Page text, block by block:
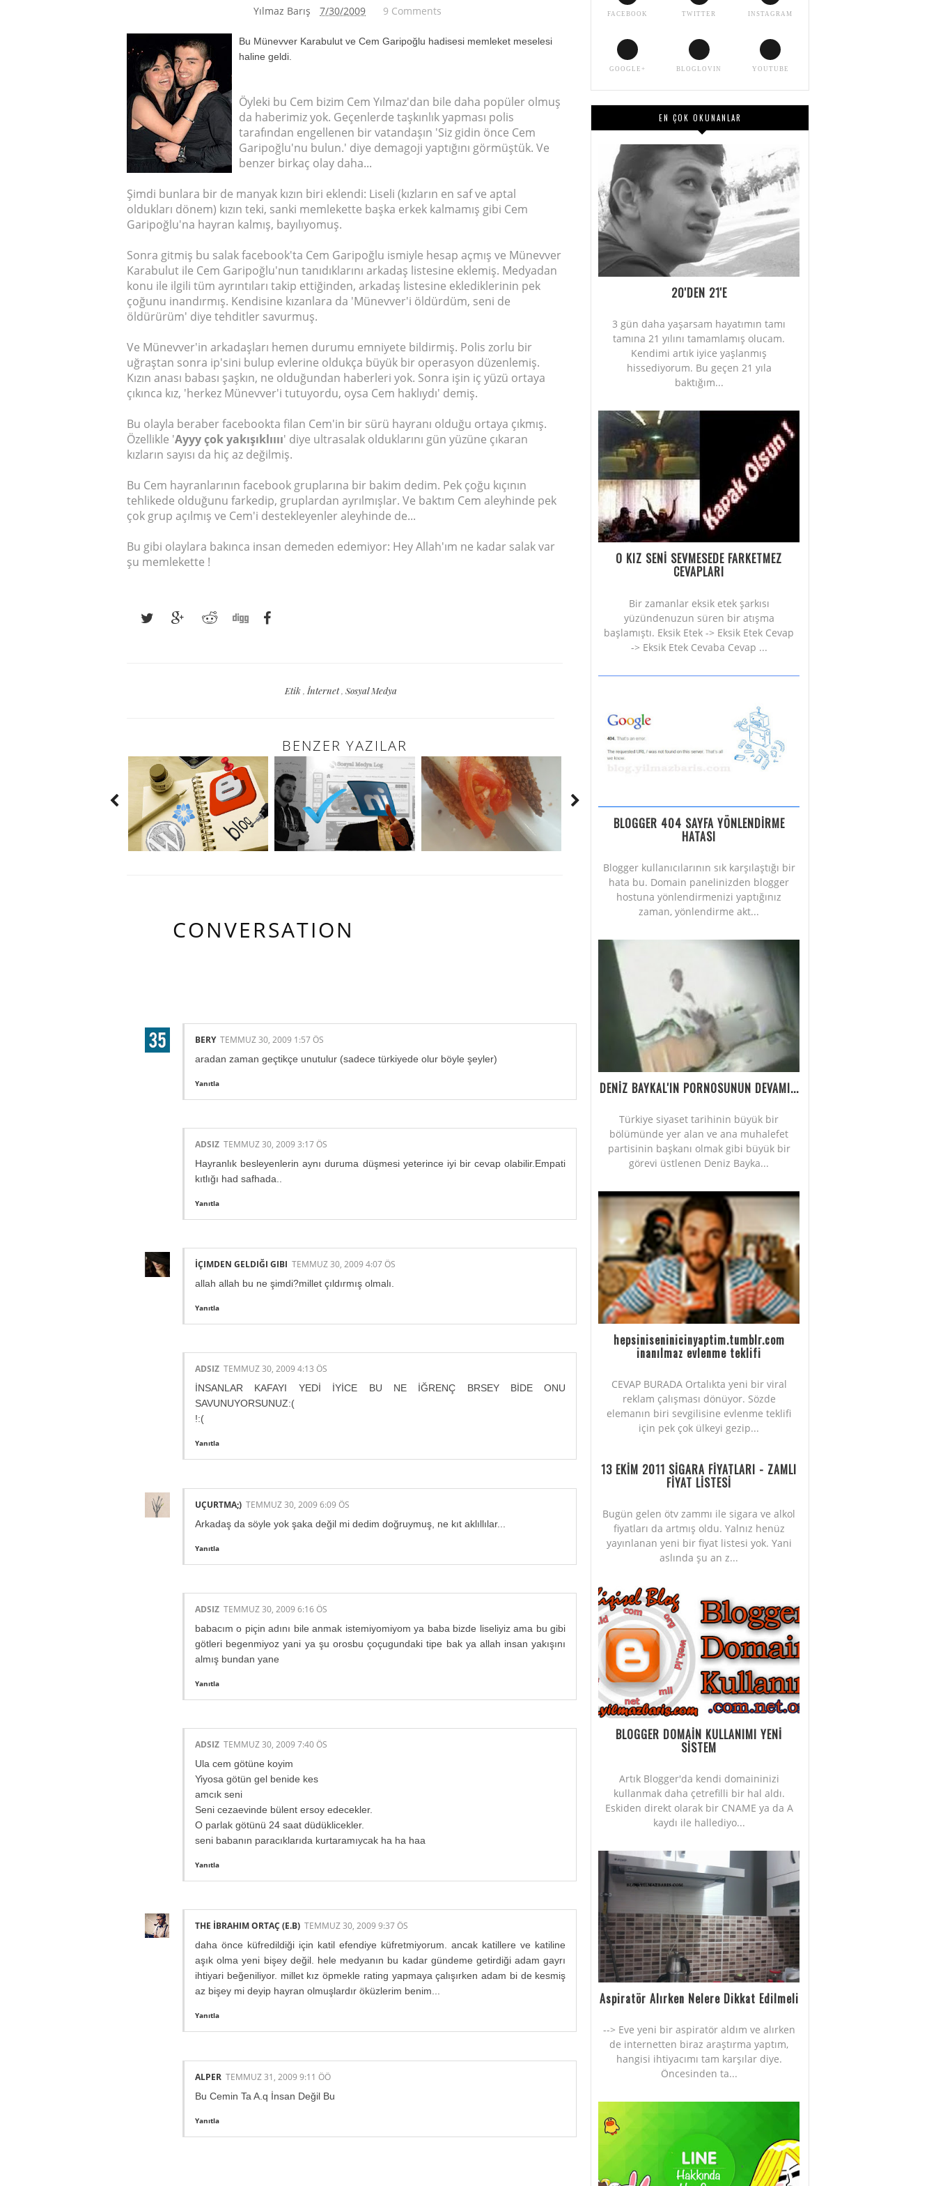
Yılmaz Barış 7/30/2009 9 Comments
Bu Münevver Karabulut ve Cem Garipoğlu hadisesi memleket meselesi
haline geldi.
Öyleki bu Cem bizim Cem Yılmaz'dan bile daha popüler olmuş
da haberimiz yok. Geçenlerde taşkınlık yapması polis
tarafından engellenen bir vatandaşın 'Siz gidin önce Cem
Garipoğlu'nu bulun.' diye demagoji yaptığını görmüştük. Ve
benzer birkaç olay daha...
Şimdi bunlara bir de manyak kızın biri eklendi: Liseli (kızların en saf ve aptal
oldukları dönem) kızın teki, sanki memlekette başka erkek kalmamış gibi Cem
Garipoğlu'na hayran kalmış, bayılıyomuş.
Sonra gitmiş bu salak facebook'ta Cem Garipoğlu ismiyle hesap açmış ve Münevver
Karabulut ile Cem Garipoğlu'nun tanıdıklarını arkadaş listesine eklemiş. Medyadan
konu ile ilgili tüm ayrıntıları takip ettiğinden, arkadaş listesine eklediklerinin pek
çoğunu inandırmış. Kendisine kızanlara da 'Münevver'i öldürdüm, seni de
öldürürüm' diye tehditler savurmuş.
Ve Münevver'in arkadaşları hemen durumu emniyete bildirmiş. Polis zorlu bir
uğraştan sonra ip'sini bulup evlerine oldukça büyük bir operasyon düzenlemiş.
Kızın anası babası şaşkın, ne olduğundan haberleri yok. Sonra işin iç yüzü ortaya
çıkınca kız, 'herkez Münevver'i tutuyordu, oysa Cem haklıydı' demiş.
Bu olayla beraber facebookta filan Cem'in bir sürü hayranı olduğu ortaya çıkmış.
Özellikle 'Ayyy çok yakışıklıııı' diye ultrasalak olduklarını gün yüzüne çıkaran
kızların sayısı da hiç az değilmiş.
Bu Cem hayranlarının facebook gruplarına bir bakim dedim. Pek çoğu kıçının
tehlikede olduğunu farkedip, gruplardan ayrılmışlar. Ve baktım Cem aleyhinde pek
çok grup açılmış ve Cem'i destekleyenler aleyhinde de...
Bu gibi olaylara bakınca insan demeden edemiyor: Hey Allah'ım ne kadar salak var
şu memlekette !
Etik, İnternet, Sosyal Medya
BENZER YAZILAR
CONVERSATION
BERY TEMMUZ 30, 2009 1:57 ÖS
aradan zaman geçtikçe unutulur (sadece türkiyede olur böyle şeyler)
Yanıtla
ADSIZ TEMMUZ 30, 2009 3:17 ÖS
Hayranlık besleyenlerin aynı duruma düşmesi yeterince iyi bir cevap olabilir.Empati
kıtlığı had safhada..
Yanıtla
İÇIMDEN GELDIĞI GIBI TEMMUZ 30, 2009 4:07 ÖS
allah allah bu ne şimdi?millet çıldırmış olmalı.
Yanıtla
ADSIZ TEMMUZ 30, 2009 4:13 ÖS
İNSANLAR KAFAYI YEDİ İYİCE BU NE İĞRENÇ BRSEY BİDE ONU
SAVUNUYORSUNUZ:(
!:(
Yanıtla
UÇURTMA;) TEMMUZ 30, 2009 6:09 ÖS
Arkadaş da söyle yok şaka değil mi dedim doğruymuş, ne kıt aklıllılar...
Yanıtla
ADSIZ TEMMUZ 30, 2009 6:16 ÖS
babacım o piçin adını bile anmak istemiyomiyom ya baba bizde liseliyiz ama bu gibi
götleri begenmiyoz yani ya şu orosbu çoçugundaki tipe bak ya allah insan yakışını
almış bundan yane
Yanıtla
ADSIZ TEMMUZ 30, 2009 7:40 ÖS
Ula cem götüne koyim
Yiyosa götün gel benide kes
amcık seni
Seni cezaevinde bülent ersoy edecekler.
O parlak götünü 24 saat düdüklicekler.
seni babanın paracıklarıda kurtaramıycak ha ha haa
Yanıtla
THE İBRAHIM ORTAÇ (E.B) TEMMUZ 30, 2009 9:37 ÖS
daha önce küfredildiği için katil efendiye küfretmiyorum. ancak katillere ve katiline
aşık olma yeni bişey değil. hele medyanın bu kadar gündeme getirdiği adam gayrı
ihtiyari beğeniliyor. millet kız öpmekle rating yapmaya çalışırken adam bi de kesmiş
az bişey mi deyip hayran olmuşlardır öküzlerim benim...
Yanıtla
ALPER TEMMUZ 31, 2009 9:11 ÖÖ
Bu Cemin Ta A.q İnsan Değil Bu
Yanıtla
FACEBOOK TWITTER INSTAGRAM
GOOGLE+ BLOGLOVIN YOUTUBE
EN ÇOK OKUNANLAR
20'DEN 21'E
3 gün daha yaşarsam hayatımın tamı
tamına 21 yılını tamamlamış olucam.
Kendimi artık iyice yaşlanmış
hissediyorum. Bu geçen 21 yıla
baktığım...
O KIZ SENİ SEVMESEDE FARKETMEZ
CEVAPLARI
Bir zamanlar eksik etek şarkısı
yüzündenuzun süren bir atışma
başlamıştı. Eksik Etek -> Eksik Etek Cevap
-> Eksik Etek Cevaba Cevap ...
BLOGGER 404 SAYFA YÖNLENDİRME
HATASI
Blogger kullanıcılarının sık karşılaştığı bir
hata bu. Domain panelinizden blogger
hostuna yönlendirmenizi yaptığınız
zaman, yönlendirme akt...
DENİZ BAYKAL'IN PORNOSUNUN DEVAMI...
Türkiye siyaset tarihinin büyük bir
bölümünde yer alan ve ana muhalefet
partisinin başkanı olmak gibi büyük bir
görevi üstlenen Deniz Bayka...
hepsiniseninicinyaptim.tumblr.com
inanılmaz evlenme teklifi
CEVAP BURADA Ortalıkta yeni bir viral
reklam çalışması dönüyor. Sözde
elemanın biri sevgilisine evlenme teklifi
için pek çok ülkeyi gezip...
13 EKİM 2011 SİGARA FİYATLARI - ZAMLI
FİYAT LİSTESİ
Bugün gelen ötv zammı ile sigara ve alkol
fiyatları da artmış oldu. Yalnız henüz
yayınlanan yeni bir fiyat listesi yok. Yani
aslında şu an z...
BLOGGER DOMAİN KULLANIMI YENİ
SİSTEM
Artık Blogger'da kendi domaininizi
kullanmak daha çetrefilli bir hal aldı.
Eskiden direkt olarak bir CNAME ya da A
kaydı ile hallediyo...
Aspiratör Alırken Nelere Dikkat Edilmeli
--> Eve yeni bir aspiratör aldım ve alırken
de internetten biraz araştırma yaptım,
hangisi ihtiyacımı tam karşılar diye.
Öncesinden ta...